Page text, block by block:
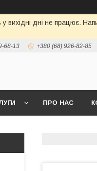
вихідні дні не працює.
68-13 +380 (68) 926-82-85
ПРО НАС